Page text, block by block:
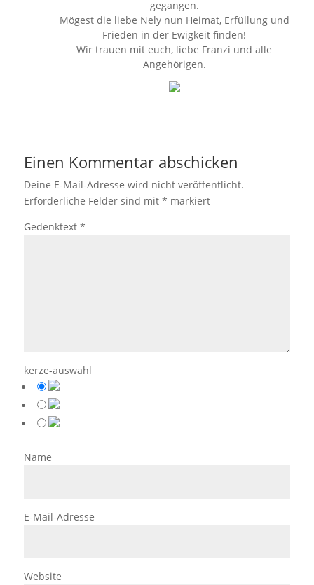
gegangen.
Mögest die liebe Nely nun Heimat, Erfüllung und
Frieden in der Ewigkeit finden!
Wir trauen mit euch, liebe Franzi und alle
Angehörigen.
Einen Kommentar abschicken
Deine E-Mail-Adresse wird nicht veröffentlicht.
Erforderliche Felder sind mit * markiert
Gedenktext *
kerze-auswahl
Name
E-Mail-Adresse
Website